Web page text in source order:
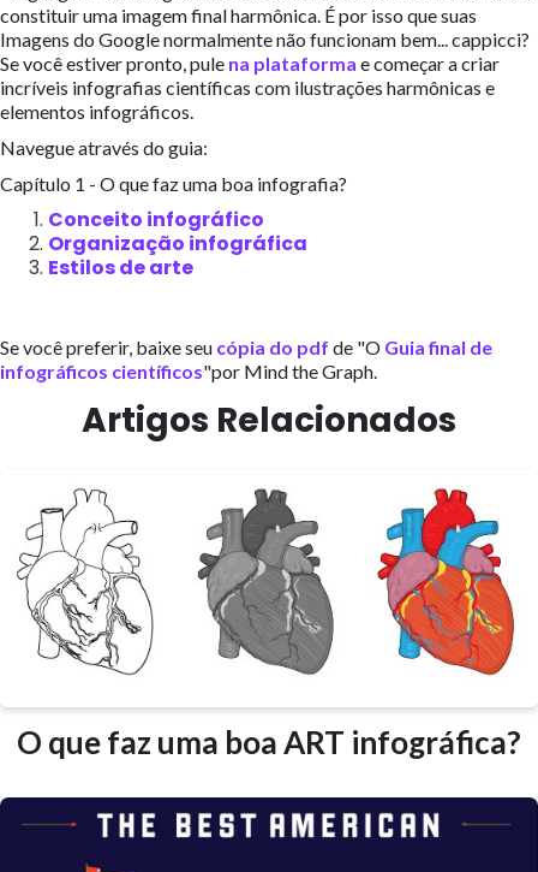
constituir uma imagem final harmônica. É por isso que suas
Imagens do Google normalmente não funcionam bem... cappicci?
Se você estiver pronto, pule na plataforma e começar a criar
incríveis infografias científicas com ilustrações harmônicas e
elementos infográficos.
Navegue através do guia:
Capítulo 1 - O que faz uma boa infografia?
Conceito infográfico
Organização infográfica
Estilos de arte
Se você preferir, baixe seu cópia do pdf de "O Guia final de
infográficos científicos"por Mind the Graph.
Artigos Relacionados
O que faz uma boa ART infográfica?